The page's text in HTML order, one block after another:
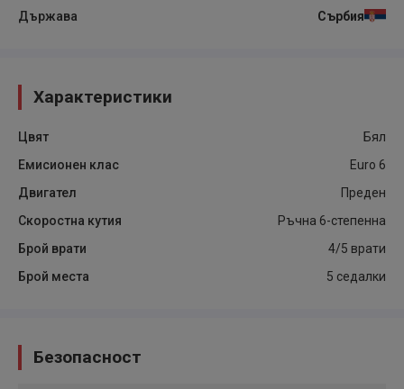
Държава
Сърбия
Характеристики
Цвят
Бял
Емисионен клас
Euro 6
Двигател
Преден
Скоростна кутия
Ръчна 6-степенна
Брой врати
4/5 врати
Брой места
5 седалки
Безопасност